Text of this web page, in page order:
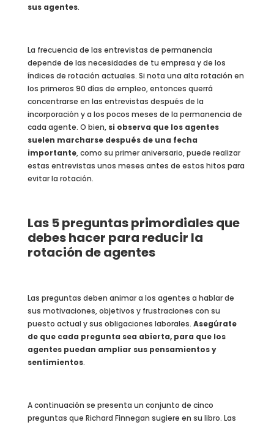
sus agentes.
La frecuencia de las entrevistas de permanencia
depende de las necesidades de tu empresa y de los
índices de rotación actuales. Si nota una alta rotación en
los primeros 90 días de empleo, entonces querrá
concentrarse en las entrevistas después de la
incorporación y a los pocos meses de la permanencia de
cada agente. O bien, si observa que los agentes
suelen marcharse después de una fecha
importante, como su primer aniversario, puede realizar
estas entrevistas unos meses antes de estos hitos para
evitar la rotación.
Las 5 preguntas primordiales que
debes hacer para reducir la
rotación de agentes
Las preguntas deben animar a los agentes a hablar de
sus motivaciones, objetivos y frustraciones con su
puesto actual y sus obligaciones laborales. Asegúrate
de que cada pregunta sea abierta, para que los
agentes puedan ampliar sus pensamientos y
sentimientos.
A continuación se presenta un conjunto de cinco
preguntas que Richard Finnegan sugiere en su libro. Las